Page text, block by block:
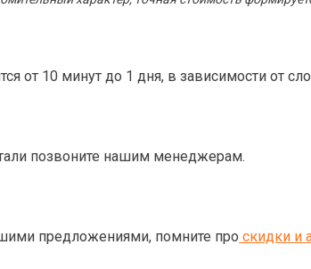
от 10 минут до 1 дня, в зависимости от
позвоните нашим менеджерам.
предложениями, помните про скидки и